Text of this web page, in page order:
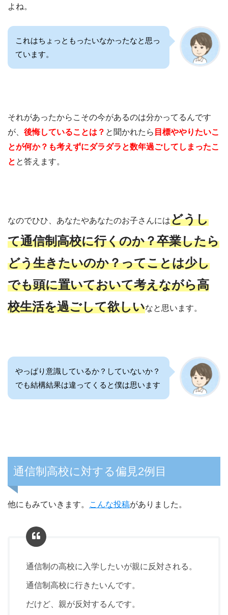
よね。
これはちょっともったいなかったなと思っ
ています。
それがあったからこその今があるのは分かってるんです
が、 後悔していることは？ と聞かれたら 目標ややりたいこ
とが何か？も考えずにダラダラと数年過ごしてしまったこ
と と答えます。
なのでひひ、あなたやあなたのお子さんにはどうし
て通信制高校に行くのか？卒業したら
どう生きたいのか？ってことは少し
でも頭に置いておいて考えながら高
校生活を過ごして欲しいなと思います。
やっぱり意識しているか？していないか？
でも結構結果は違ってくると僕は思います
通信制高校に対する偏見2例目
他にもみていきます。 こんな投稿がありました。
通信制の高校に入学したいが親に反対される。
通信制高校に行きたいんです。
だけど、親が反対するんです。